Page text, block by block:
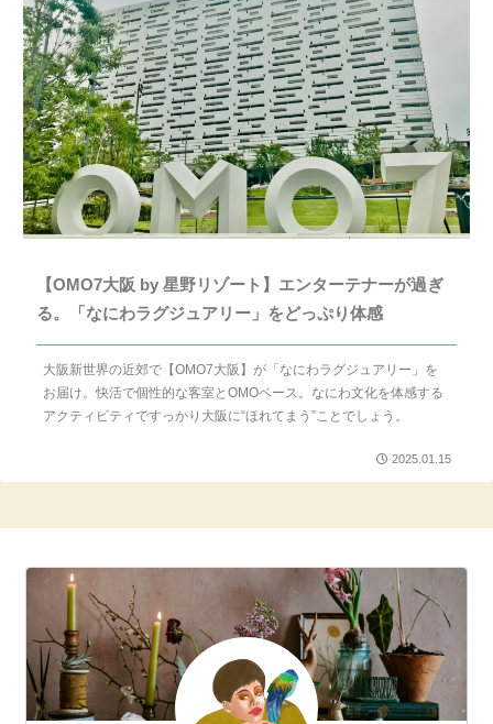
【OMO7大阪 by 星野リゾート】エンターテナーが過ぎ
る。「なにわラグジュアリー」をどっぷり体感
大阪新世界の近郊で【OMO7大阪】が「なにわラグジュアリー」を
お届け。快活で個性的な客室とOMOベース。なにわ文化を体感する
アクティビティですっかり大阪に“ほれてまう”ことでしょう。
2025.01.15